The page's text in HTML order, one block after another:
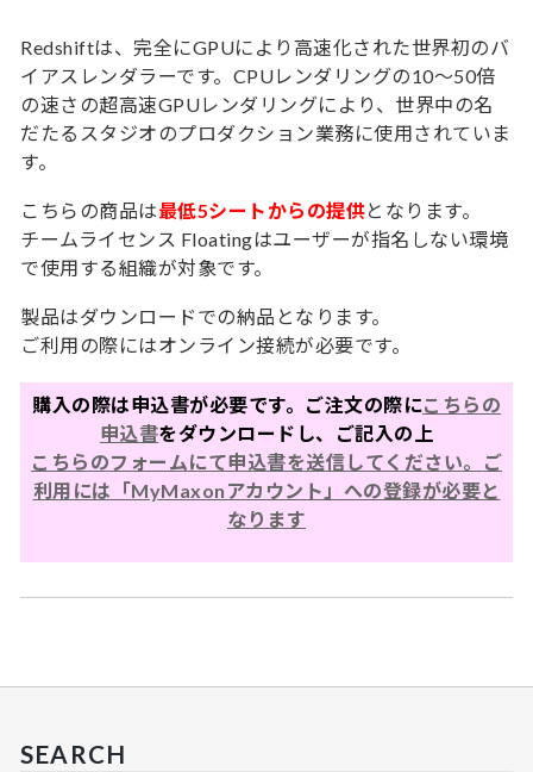
Redshiftは、完全にGPUにより高速化された世界初のバ
イアスレンダラーです。CPUレンダリングの10〜50倍
の速さの超高速GPUレンダリングにより、世界中の名
だたるスタジオのプロダクション業務に使用されていま
す。
こちらの商品は最低5シートからの提供となります。
チームライセンス Floatingはユーザーが指名しない環境
で使用する組織が対象です。
製品はダウンロードでの納品となります。
ご利用の際にはオンライン接続が必要です。
購入の際は申込書が必要です。ご注文の際にこちらの
申込書をダウンロードし、ご記入の上
こちらのフォームにて申込書を送信してください。
ご
利用には「MyMaxonアカウント」への登録が必要と
なります
SEARCH